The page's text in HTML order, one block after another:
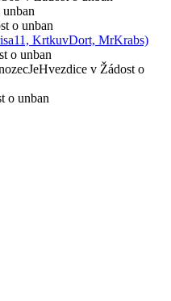
o unban
KrtkuvDort, MrKrabs)
o unban
v Žádost o
o unban